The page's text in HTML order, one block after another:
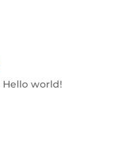
Hello world!